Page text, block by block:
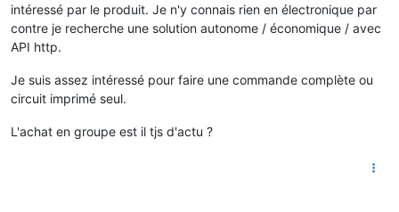
intéressé par le produit. Je n'y connais rien en électronique par
contre je recherche une solution autonome / économique / avec
API http.
Je suis assez intéressé pour faire une commande complète ou
circuit imprimé seul.
L'achat en groupe est il tjs d'actu ?